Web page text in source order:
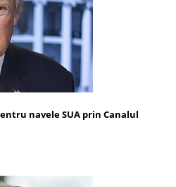
navele SUA prin Canalul